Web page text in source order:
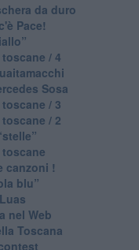
da duro
Pace!
/ 4
Sosa
/ 3
/ 2
canzoni !
blu”
nel Web
Toscana